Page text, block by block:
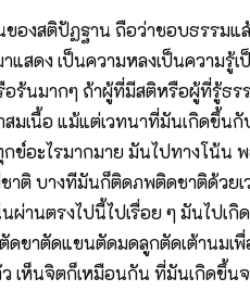
สติปัฏฐาน ถือว่าชอบธรรมแ
แสดง เป็นความหลงเป็นความรู้
อร้นมากๆ ถ้าผู้ที่มีสติหรือผู้ที่รู้ธ
มเนื้อ แม้แต่เวทนาที่มันเกิดขึ้
ข์อะไรมากมาย มันไปทางโน้น
ติ บางทีมันก็ติดภพติดชาติด้วยเ
านตรงไปนี้ไปเรื่อย ๆ มันไปเกิ
ดขาตัดแขนตัดมดลูกตัดเต้านม
เห็นจิตก็เหมือนกัน ที่มันเกิดขึ้น